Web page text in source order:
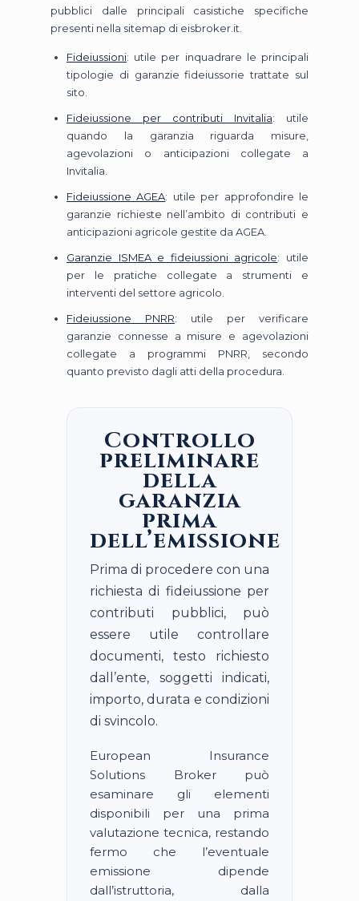
pubblici dalle principali casistiche specifiche
presenti nella sitemap di eisbroker.it.
Fideiussioni: utile per inquadrare le principali
tipologie di garanzie fideiussorie trattate sul
sito.
Fideiussione per contributi Invitalia: utile
quando la garanzia riguarda misure,
agevolazioni o anticipazioni collegate a
Invitalia.
Fideiussione AGEA: utile per approfondire le
garanzie richieste nell’ambito di contributi e
anticipazioni agricole gestite da AGEA.
Garanzie ISMEA e fideiussioni agricole: utile
per le pratiche collegate a strumenti e
interventi del settore agricolo.
Fideiussione PNRR: utile per verificare
garanzie connesse a misure e agevolazioni
collegate a programmi PNRR, secondo
quanto previsto dagli atti della procedura.
Controllo
preliminare
della
garanzia
prima
dell’emissione
Prima di procedere con una
richiesta di fideiussione per
contributi pubblici, può
essere utile controllare
documenti, testo richiesto
dall’ente, soggetti indicati,
importo, durata e condizioni
di svincolo.
European Insurance
Solutions Broker può
esaminare gli elementi
disponibili per una prima
valutazione tecnica, restando
fermo che l’eventuale
emissione dipende
dall’istruttoria, dalla